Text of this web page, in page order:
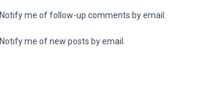
Notify me of follow-up comments by email.
Notify me of new posts by email.